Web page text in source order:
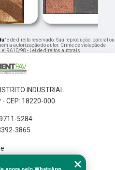
" é de direito reservado. Sua reprodução, parcial ou
a autorização do autor. Crime de violação de
Lei 9610/98 - Lei de direitos autorais.
INDUSTRIAL
CEP: 18220-000
5284
3865